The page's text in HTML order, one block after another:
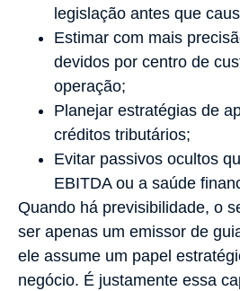
legislação antes que
Estimar com mais
devidos por centro de
operação;
Planejar estratégias de
créditos tributários;
Evitar passivos ocultos
EBITDA ou a saúde
Quando há previsibilidade, o
ser apenas um emissor de
ele assume um papel
negócio. É justamente essa